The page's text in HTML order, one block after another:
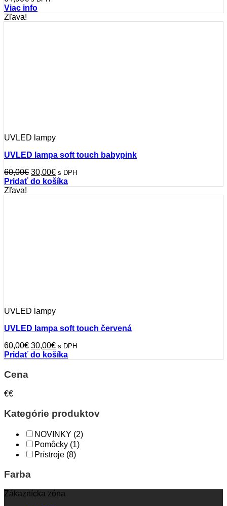
Viac info
Zľava!
UVLED lampy
UVLED lampa soft touch babypink
60,00€ Pôvodná
cena
30,00€Aktuálna
cena
s DPH
Pridať do košíka
Zľava!
UVLED lampy
UVLED lampa soft touch červená
60,00€ Pôvodná
cena
30,00€Aktuálna
cena
s DPH
Pridať do košíka
Cena
€€
Kategórie produktov
NOVINKY (2)
Pomôcky (1)
Prístroje (8)
Farba
Zákaznícka zóna